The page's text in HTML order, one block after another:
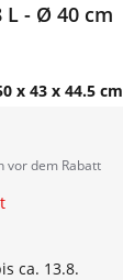
- Ø 40 cm
x 43 x 44.5 cm
vor dem Rabatt
ca. 13.8.